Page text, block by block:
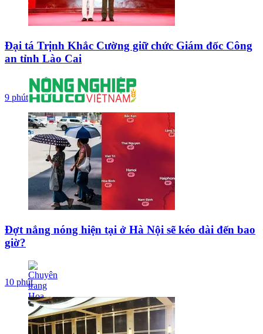
Đại tá Trịnh Khắc Cường giữ chức Giám đốc Công
an tỉnh Lào Cai
9 phút
Đợt nắng nóng hiện tại ở Hà Nội sẽ kéo dài đến bao
giờ?
10 phút